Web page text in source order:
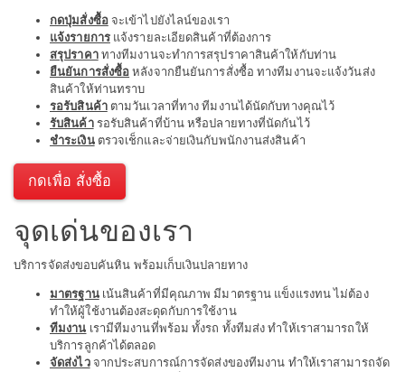
กดปุ่มสั่งซื้อจะเข้าไปยังไลน์ของเรา
แจ้งรายการแจ้งรายละเอียดสินค้าที่ต้องการ
สรุปราคาทางทีมงานจะทำการสรุปราคาสินค้าให้กับท่าน
ยืนยันการสั่งซื้อ หลังจากยืนยันการสั่งซื้อ ทางทีมงานจะแจ้งวันส่ง
สินค้าให้ท่านทราบ
รอรับสินค้าตามวันเวลาที่ทาง ทีมงานได้นัดกับทางคุณไว้
รับสินค้ารอรับสินค้าที่บ้าน หรือปลายทางที่นัดกันไว้
ชำระเงินตรวจเช็กและจ่ายเงินกับพนักงานส่งสินค้า
กดเพื่อ สั่งซื้อ
จุดเด่นของเรา
บริการจัดส่งขอบคันหิน พร้อมเก็บเงินปลายทาง
มาตรฐานเน้นสินค้าที่มีคุณภาพ มีมาตรฐาน แข็งแรงทน ไม่ต้อง
ทำให้ผู้ใช้งานต้องสะดุดกับการใช้งาน
ทีมงาน เรามีทีมงานที่พร้อม ทั้งรถ ทั้งทีมส่ง ทำให้เราสามารถให้
บริการลูกค้าได้ตลอด
จัดส่งไวจากประสบการณ์การจัดส่งของทีมงาน ทำให้เราสามารถจัด